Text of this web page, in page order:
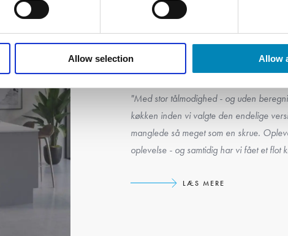
Allow selection Allow
+4000 glade kunder
"Med stor tålmodighed - og uden
køkken inden vi valgte den endelige
manglede så meget som en skrue.
oplevelse - og samtidig har vi fået et flot
LÆS MERE